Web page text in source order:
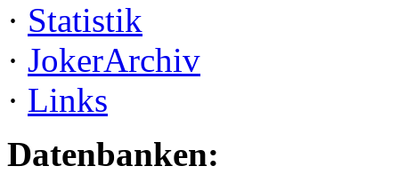
· Statistik
· JokerArchiv
· Links
Datenbanken: